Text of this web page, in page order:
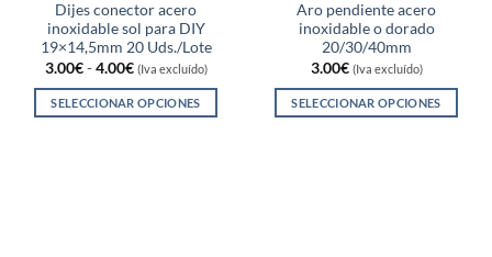
Dijes conector acero
inoxidable sol para DIY
19×14,5mm 20 Uds./Lote
3.00€ - 4.00€Rango
de
precios:
desde
(Iva excluído)
SELECCIONAR OPCIONES
Aro pendiente acero
inoxidable o dorado
20/30/40mm
3.00€ (Iva excluído)
SELECCIONAR OPCIONES